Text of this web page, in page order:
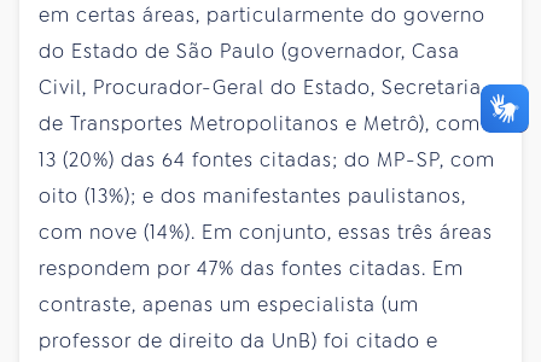
em certas áreas, particularmente do governo
do Estado de São Paulo (governador, Casa
Civil, Procurador-Geral do Estado, Secretaria
de Transportes Metropolitanos e Metrô), com
13 (20%) das 64 fontes citadas; do MP-SP, com
oito (13%); e dos manifestantes paulistanos,
com nove (14%). Em conjunto, essas três áreas
respondem por 47% das fontes citadas. Em
contraste, apenas um especialista (um
professor de direito da UnB) foi citado e